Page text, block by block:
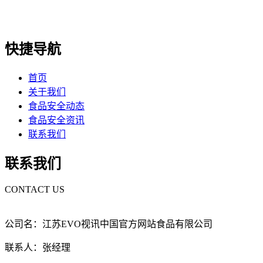
快捷导航
首页
关于我们
食品安全动态
食品安全资讯
联系我们
联系我们
CONTACT US
公司名：江苏EVO视讯中国官方网站食品有限公司
联系人：张经理